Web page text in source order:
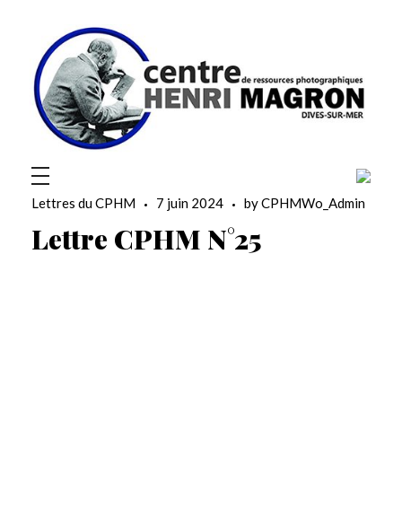
Centre Henri-Magron
Lettre CPHM N°25
7 juin 2024 byCPHMWo_Admin
Lettres du CPHM